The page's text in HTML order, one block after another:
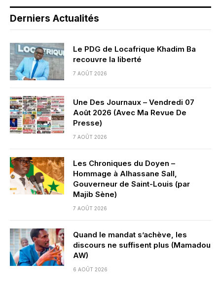
Derniers Actualités
Le PDG de Locafrique Khadim Ba
recouvre la liberté
7 AOÛT 2026
Une Des Journaux – Vendredi 07
Août 2026 (Avec Ma Revue De
Presse)
7 AOÛT 2026
Les Chroniques du Doyen –
Hommage à Alhassane Sall,
Gouverneur de Saint-Louis (par
Majib Sène)
7 AOÛT 2026
Quand le mandat s’achève, les
discours ne suffisent plus (Mamadou
AW)
6 AOÛT 2026